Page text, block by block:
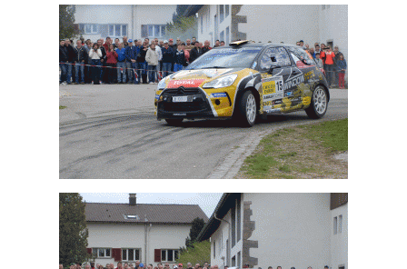
Jonathan Scheidegger
Pascal Bron